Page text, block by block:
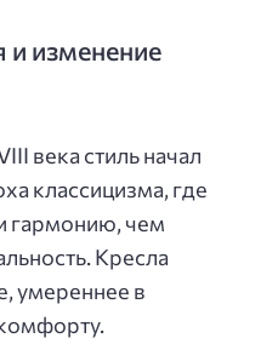
и изменение
века стиль начал
классицизма, где
гармонию, чем
Кресла
умереннее в